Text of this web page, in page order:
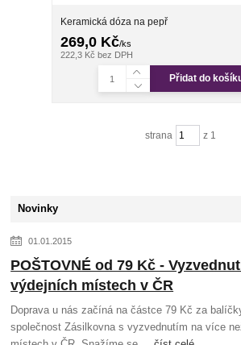
Keramická dóza na pepř
269,0 Kč/ks
222,3 Kčbez DPH
Přidat do
strana z 1
Novinky
01.01.2015
POŠTOVNÉ od 79 Kč -
výdejních místech v ČR
Doprava u nás začíná na částce 79 Kč za
společnost Zásilkovna s vyzvednutím na více